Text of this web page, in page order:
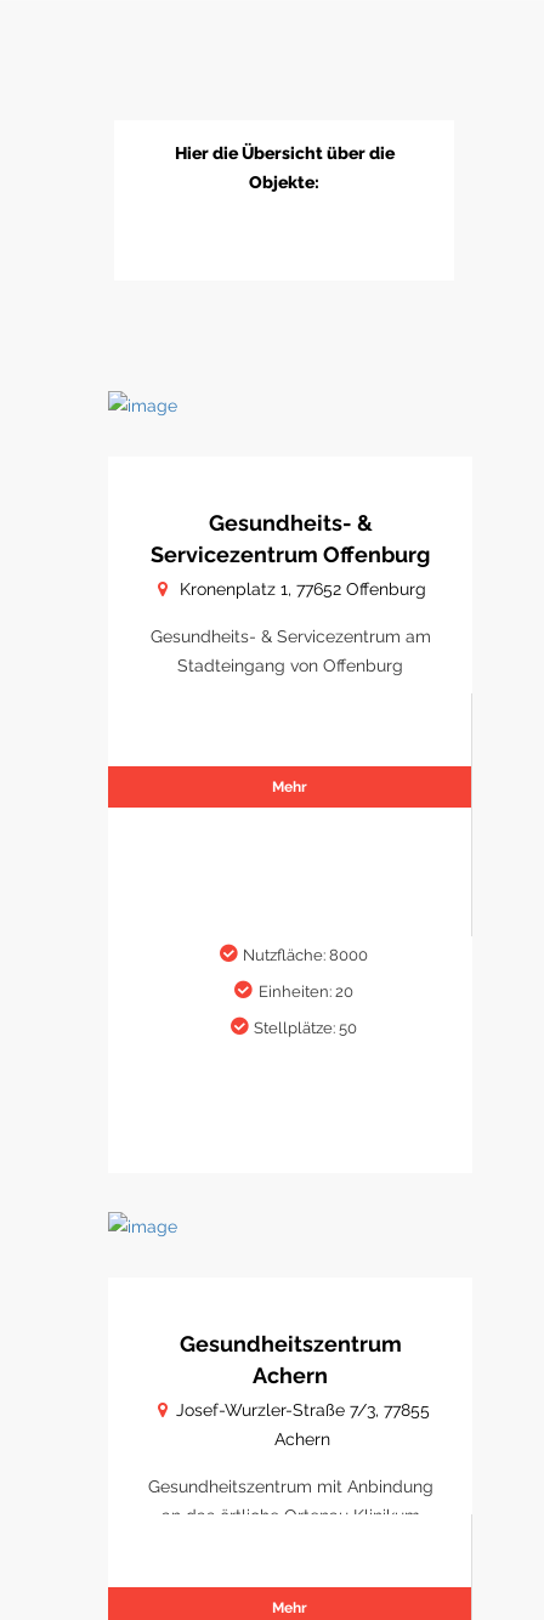
Hier die Übersicht über die
Objekte:
Gesundheits- &
Servicezentrum Offenburg
Kronenplatz 1, 77652 Offenburg
Gesundheits- & Servicezentrum am
Stadteingang von Offenburg
Mehr
Nutzfläche: 8000
Einheiten: 20
Stellplätze: 50
Gesundheitszentrum
Achern
Josef-Wurzler-Straße 7/3, 77855
Achern
Gesundheitszentrum mit Anbindung
an das örtliche Ortenau Klinikum
Mehr